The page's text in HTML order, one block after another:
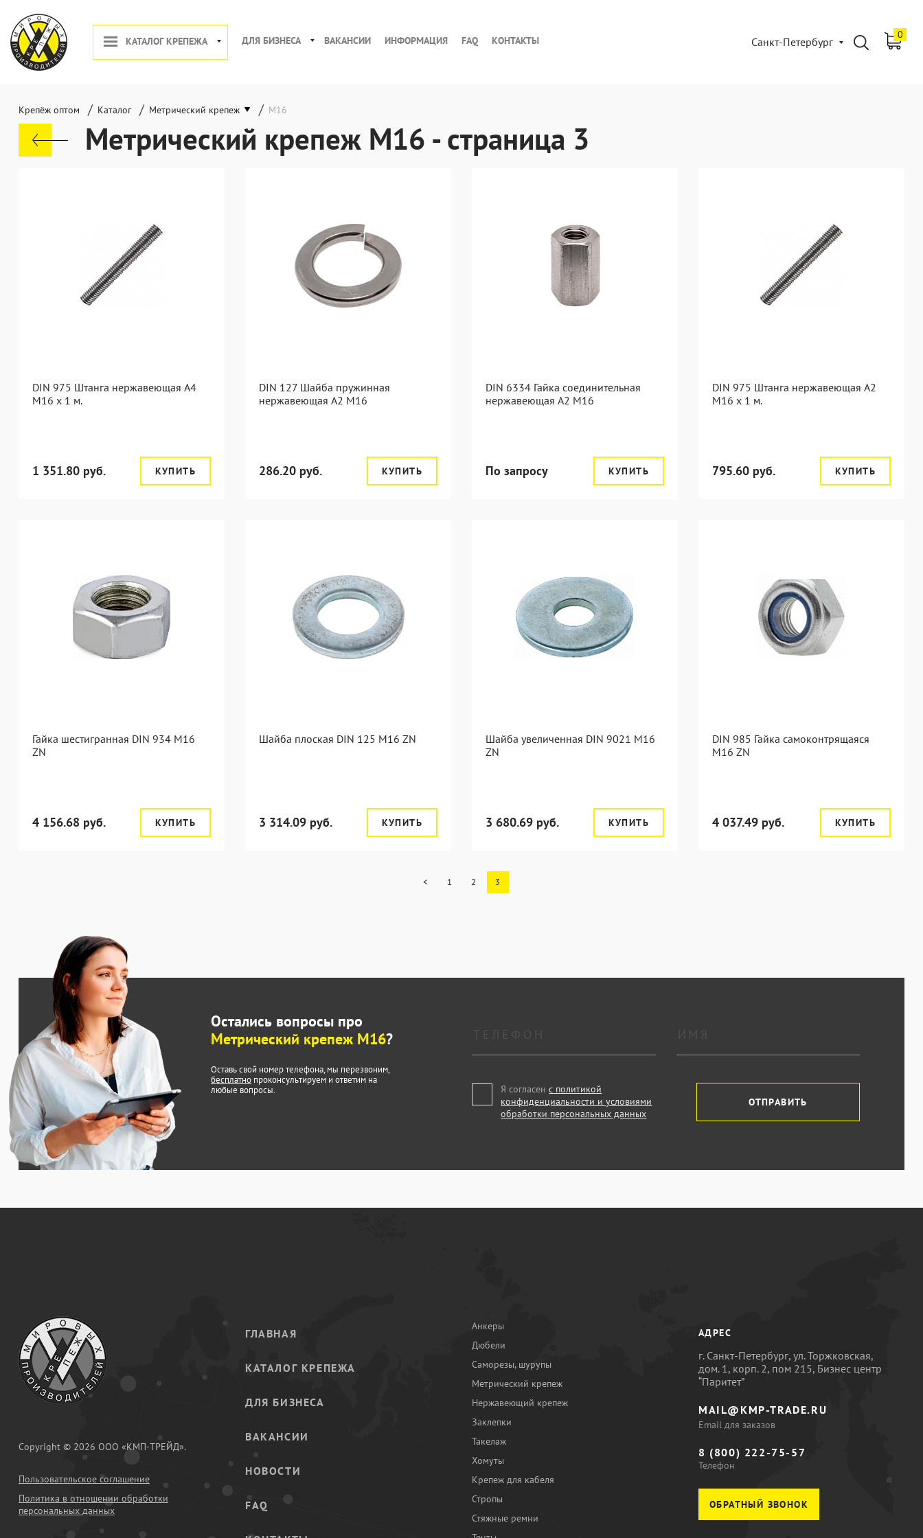
КАТАЛОГ КРЕПЕЖА ДЛЯ БИЗНЕСА ВАКАНСИИ ИНФОРМАЦИЯ FAQ КОНТАКТЫ Санкт-Петербург
0
Крепёж оптом / Каталог / Метрический крепеж / М16
Метрический крепеж М16 - страница 3
DIN 975 Штанга нержавеющая А4
М16 х 1 м.
1 351.80 руб. КУПИТЬ
DIN 127 Шайба пружинная
нержавеющая А2 М16
286.20 руб. КУПИТЬ
DIN 6334 Гайка соединительная
нержавеющая А2 М16
По запросу КУПИТЬ
DIN 975 Штанга нержавеющая А2
М16 х 1 м.
795.60 руб. КУПИТЬ
Гайка шестигранная DIN 934 M16
ZN
4 156.68 руб. КУПИТЬ
Шайба плоская DIN 125 M16 ZN
3 314.09 руб. КУПИТЬ
Шайба увеличенная DIN 9021 M16
ZN
3 680.69 руб. КУПИТЬ
DIN 985 Гайка самоконтрящаяся
M16 ZN
4 037.49 руб. КУПИТЬ
< 1 2 3
Остались вопросы про
Метрический крепеж М16?
Оставь свой номер телефона, мы перезвоним,
бесплатно проконсультируем и ответим на
любые вопросы.
Я согласенс политикой
конфиденциальности и условиями
обработки персональных данных
ОТПРАВИТЬ
Copyright © 2026 ООО «КМП-ТРЕЙД».
Пользовательское соглашение
Политика в отношении обработки
персональных данных
ГЛАВНАЯ
КАТАЛОГ КРЕПЕЖА
ДЛЯ БИЗНЕСА
ВАКАНСИИ
НОВОСТИ
FAQ
Анкеры
Дюбели
Саморезы, шурупы
Метрический крепеж
Нержавеющий крепеж
Заклепки
Такелаж
Хомуты
Крепеж для кабеля
Стропы
Стяжные ремни
АДРЕС
г. Санкт-Петербург, ул. Торжковская,
дом. 1, корп. 2, пом 215, Бизнес центр
“Паритет”
MAIL@KMP-TRADE.RU
Email для заказов
8 (800) 222-75-57
Телефон
ОБРАТНЫЙ ЗВОНОК